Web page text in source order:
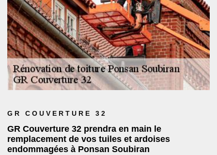
GR COUVERTURE 32
GR Couverture 32 prendra en main le
remplacement de vos tuiles et ardoises
endommagées à Ponsan Soubiran